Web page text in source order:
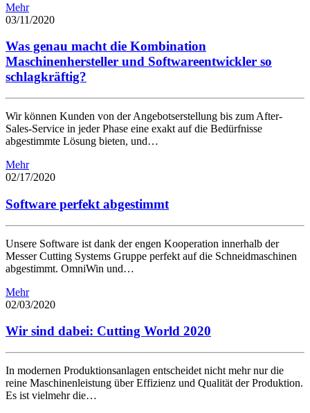
Mehr
03/11/2020
Was genau macht die Kombination
Maschinenhersteller und Softwareentwickler so
schlagkräftig?
Wir können Kunden von der Angebotserstellung bis zum After-
Sales-Service in jeder Phase eine exakt auf die Bedürfnisse
abgestimmte Lösung bieten, und…
Mehr
02/17/2020
Software perfekt abgestimmt
Unsere Software ist dank der engen Kooperation innerhalb der
Messer Cutting Systems Gruppe perfekt auf die Schneidmaschinen
abgestimmt. OmniWin und…
Mehr
02/03/2020
Wir sind dabei: Cutting World 2020
In modernen Produktionsanlagen entscheidet nicht mehr nur die
reine Maschinenleistung über Effizienz und Qualität der Produktion.
Es ist vielmehr die…